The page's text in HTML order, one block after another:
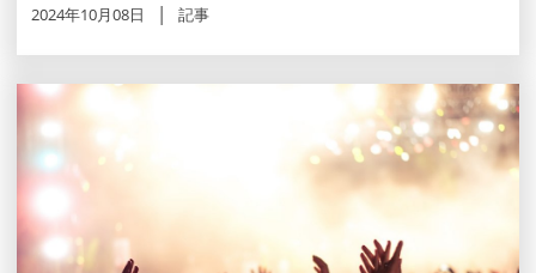
2024年10月08日 記事